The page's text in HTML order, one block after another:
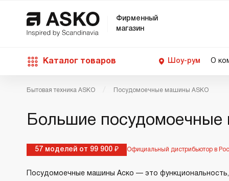
Фирменный
магазин
Каталог товаров Шоу-рум О
Техника для кухни
Уход за бельем
Бытовая техника ASKO Посудомоечные машины ASKO
Большие
57 моделей от 99 900 ₽ Официальный дистрибьютор в
Посудомоечные машины Аско — это